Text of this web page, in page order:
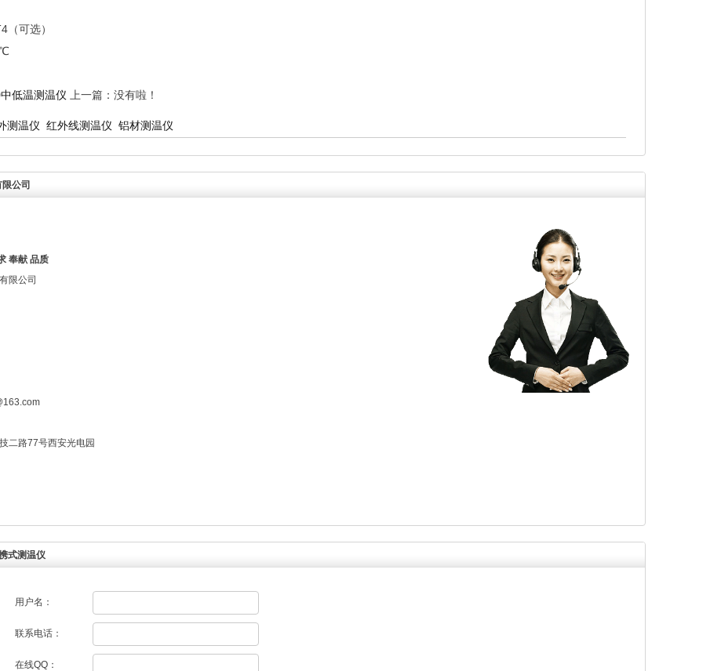
可选）
低温测温仪 上一篇：没有啦！
测温仪 红外线测温仪 铝材测温仪
公司
奉献 品质
限公司
二路77号西安光电园
式测温仪
用户名：
联系电话：
在线QQ：